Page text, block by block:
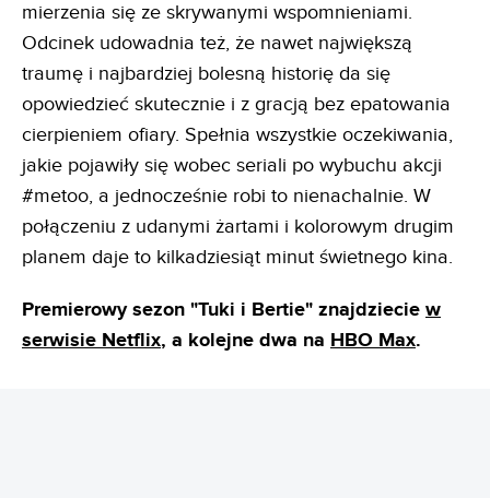
mierzenia się ze skrywanymi wspomnieniami.
Odcinek udowadnia też, że nawet największą
traumę i najbardziej bolesną historię da się
opowiedzieć skutecznie i z gracją bez epatowania
cierpieniem ofiary. Spełnia wszystkie oczekiwania,
jakie pojawiły się wobec seriali po wybuchu akcji
#metoo, a jednocześnie robi to nienachalnie. W
połączeniu z udanymi żartami i kolorowym drugim
planem daje to kilkadziesiąt minut świetnego kina.
Premierowy sezon "Tuki i Bertie" znajdziecie w
serwisie Netflix, a kolejne dwa na HBO Max.